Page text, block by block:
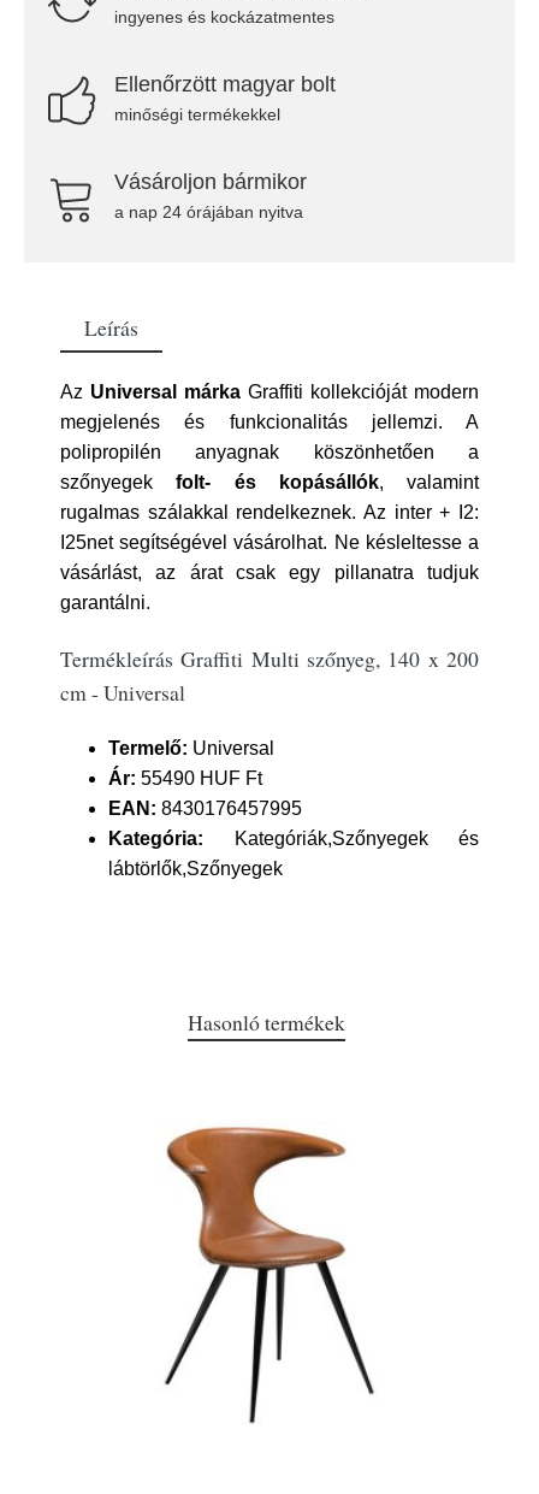
ingyenes és kockázatmentes
Ellenőrzött magyar bolt
minőségi termékekkel
Vásároljon bármikor
a nap 24 órájában nyitva
Leírás
Az Universal márka Graffiti kollekcióját modern
megjelenés és funkcionalitás jellemzi. A
polipropilén anyagnak köszönhetően a
szőnyegekfolt- és kopásállók, valamint
rugalmas szálakkal rendelkeznek. Az inter + I2:
I25net segítségével vásárolhat. Ne késleltesse a
vásárlást, az árat csak egy pillanatra tudjuk
garantálni.
Termékleírás Graffiti Multi szőnyeg, 140 x 200
cm - Universal
Termelő: Universal
Ár: 55490 HUF Ft
EAN: 8430176457995
Kategória: Kategóriák,Szőnyegek és
lábtörlők,Szőnyegek
Hasonló termékek